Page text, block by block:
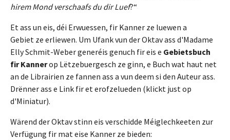
hirem Mond verschaafs du dir Luef?“
Et ass un eis, déi Erwuessen, fir Kanner ze luewen a
Gebiet ze erliewen. Um Ufank vun der Oktav ass d'Madame
Elly Schmit-Weber generéis genuch fir eis e Gebietsbuch
fir Kannerop Lëtzebuergesch ze ginn, e Buch wat haut net
an de Librairien ze fannen ass a vun deem si den Auteur ass.
Drënner ass e Link fir et erofzelueden (klickt just op
d'Miniatur).
Wärend der Oktav stinn eis verschidde Méiglechkeeten zur
Verfügung fir mat eise Kanner ze bieden: